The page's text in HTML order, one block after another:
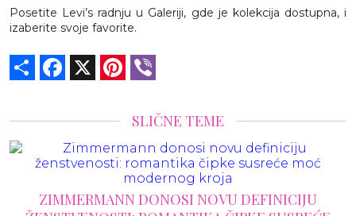
Posetite Levi’s radnju u Galeriji, gde je kolekcija dostupna, i
izaberite svoje favorite.
Share Facebook Pinterest
SLIČNE TEME
ELIE SAAB: BAL NEUKROĆENIH SNOVA U
VISOKOJ MODI